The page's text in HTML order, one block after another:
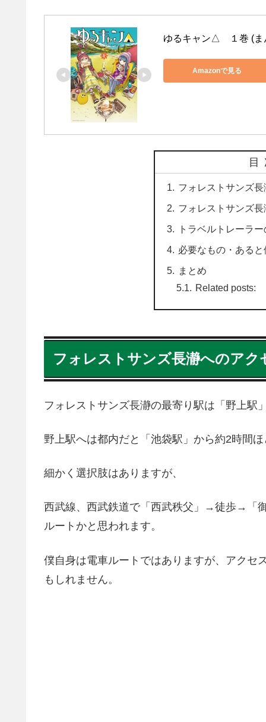
ゆるキャン△　１巻 (ま
Amazonで見る
フォレストサンズ
フォレストサンズ
トラベルトレーラ
必要なもの・ある
まとめ
Related posts:
フォレストサンズ長瀞へのアク
フォレストサンズ長瀞の最寄り駅は「野上駅
野上駅へは都内だと「池袋駅」から約2時間ほ
細かく選択肢はありますが、
西武線、西武鉄道で「西武秩父」→徒歩→「
ルートかと思われます。
僕自身は電車ルートではありますが、アクセ
もしれません。